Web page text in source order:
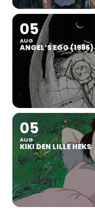
05
AUG
ANGEL’S EGG
05
AUG
KIKI DEN LILLE HEKS